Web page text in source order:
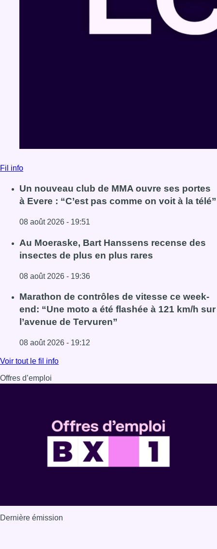
Fil info
Un nouveau club de MMA ouvre ses portes
à Evere : “C’est pas comme on voit à la télé”
08 août 2026 - 19:51
Lire l'article Un nouveau club de MMA ouvre ses portes à
Au Moeraske, Bart Hanssens recense des
insectes de plus en plus rares
08 août 2026 - 19:36
Lire l'article Au Moeraske, Bart Hanssens recense des
Marathon de contrôles de vitesse ce week-
end: “Une moto a été flashée à 121 km/h sur
l’avenue de Tervuren”
08 août 2026 - 19:12
Lire l'article Marathon de contrôles de vitesse ce week-
Voir tout le fil info
Offres d’emploi
Dernière émission